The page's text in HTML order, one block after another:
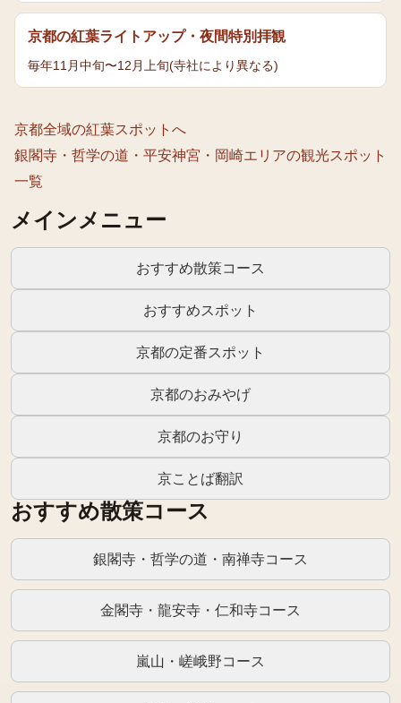
メインメニュー
おすすめ散策コース
おすすめスポット
京都の定番スポット
京都のおみやげ
京都のお守り
京ことば翻訳
おすすめ散策コース
銀閣寺・哲学の道・南禅寺コース
金閣寺・龍安寺・仁和寺コース
嵐山・嵯峨野コース
京都の紅葉ライトアップ・夜間特別拝観
毎年11月中旬〜12月上旬(寺社により異なる)
京都全域の紅葉スポットへ
銀閣寺・哲学の道・平安神宮・岡崎エリアの観光スポット
一覧